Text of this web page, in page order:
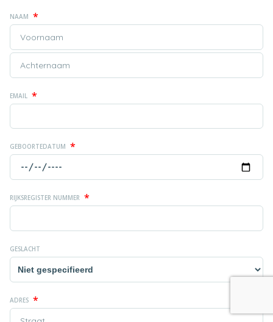
NAAM *
EMAIL *
GEBOORTEDATUM *
RIJKSREGISTER NUMMER *
GESLACHT
ADRES *